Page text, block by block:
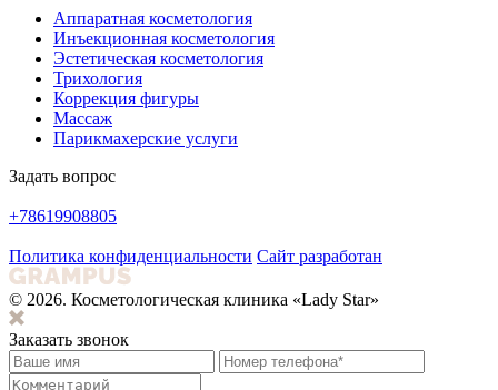
Аппаратная косметология
Инъекционная косметология
Эстетическая косметология
Трихология
Коррекция фигуры
Массаж
Парикмахерские услуги
Задать вопрос
+78619908805
Политика конфиденциальности Сайт разработан
© 2026. Косметологическая клиника «Lady Star»
Заказать звонок